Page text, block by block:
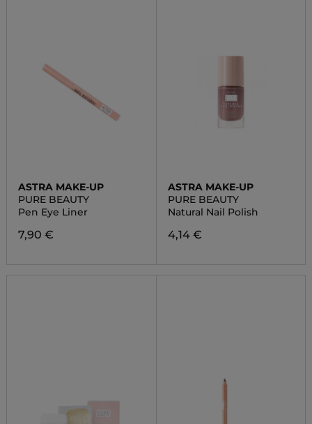
ASTRA MAKE-UP
PURE BEAUTY
Pen Eye Liner
7,90 €
ASTRA MAKE-UP
PURE BEAUTY
Natural Nail Polish
4,14 €